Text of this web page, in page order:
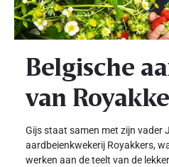
Belgische
van
Gijs staat samen met zijn vader
aardbeienkwekerij Royakkers,
werken aan de teelt van de